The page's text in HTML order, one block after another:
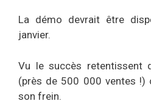
La démo devrait être
janvier.
Vu le succès retentissent
(près de 500 000 ventes !)
son frein.